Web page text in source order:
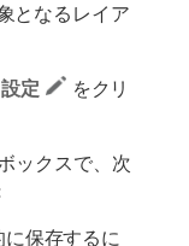
となるレイア
定
をクリ
ックスで、次
保存するに